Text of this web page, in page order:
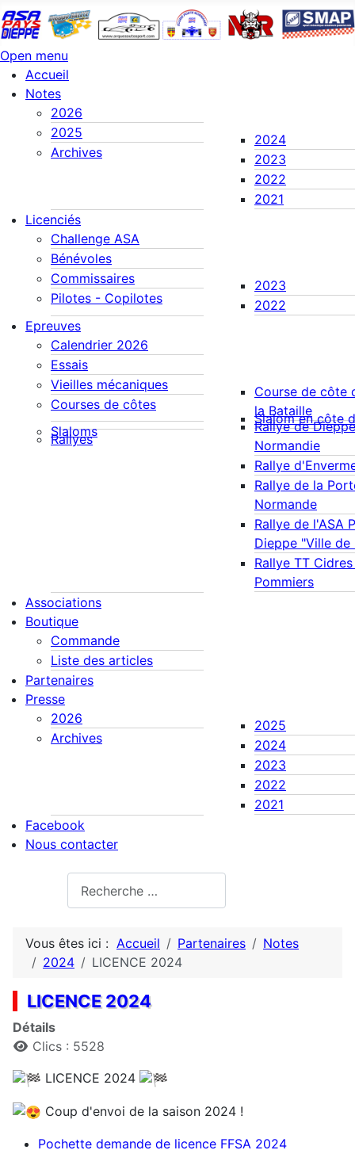
Open menu
Accueil
Notes
2026
2025
Archives
2024
2023
2022
2021
Licenciés
Challenge ASA
Bénévoles
Commissaires
Pilotes - Copilotes
2023
2022
Epreuves
Calendrier 2026
Essais
Vieilles mécaniques
Courses de côtes
Course de côte
la Bataille
Slaloms
Slalom en côte
Rallyes
Rallye de Dieppe
Normandie
Rallye
Rallye de la
Normande
Rallye de l'ASA
Dieppe "Ville de
Rallye TT
Pommiers
Associations
Boutique
Commande
Liste des articles
Partenaires
Presse
2026
Archives
2025
2024
2023
2022
2021
Facebook
Nous contacter
Vous êtes ici : Accueil Partenaires
Notes
2024
LICENCE 2024
LICENCE 2024
Détails
Clics : 5528
LICENCE 2024
Coup d'envoi de la saison 2024 !
Pochette demande de licence FFSA 2024